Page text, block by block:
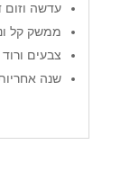
עדשה וזום
ממשק קל
צבעים
שנה